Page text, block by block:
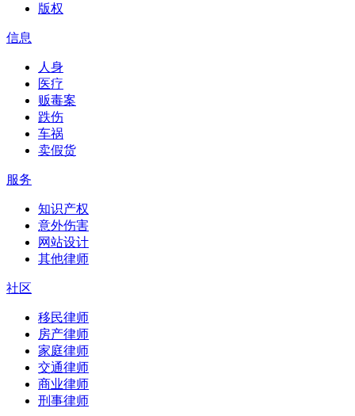
版权
信息
人身
医疗
贩毒案
跌伤
车祸
卖假货
服务
知识产权
意外伤害
网站设计
其他律师
社区
移民律师
房产律师
家庭律师
交通律师
商业律师
刑事律师